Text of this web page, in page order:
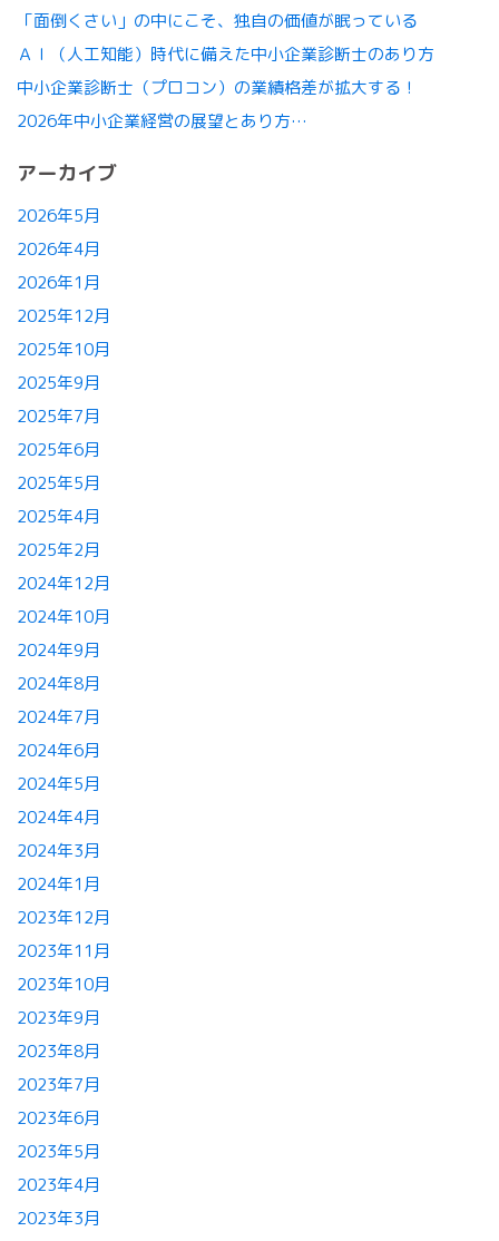
「面倒くさい」の中にこそ、独自の価値が眠っている
ＡＩ（人工知能）時代に備えた中小企業診断士のあり方
中小企業診断士（プロコン）の業績格差が拡大する！
2026年中小企業経営の展望とあり方…
アーカイブ
2026年5月
2026年4月
2026年1月
2025年12月
2025年10月
2025年9月
2025年7月
2025年6月
2025年5月
2025年4月
2025年2月
2024年12月
2024年10月
2024年9月
2024年8月
2024年7月
2024年6月
2024年5月
2024年4月
2024年3月
2024年1月
2023年12月
2023年11月
2023年10月
2023年9月
2023年8月
2023年7月
2023年6月
2023年5月
2023年4月
2023年3月